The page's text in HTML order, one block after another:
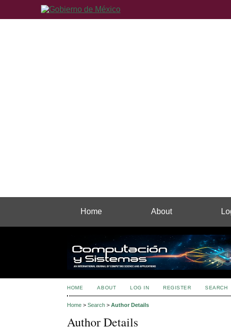
Home About
HOME ABOUT LOG IN REGISTER SEARCH
Home >Search >Author Details
Author Details